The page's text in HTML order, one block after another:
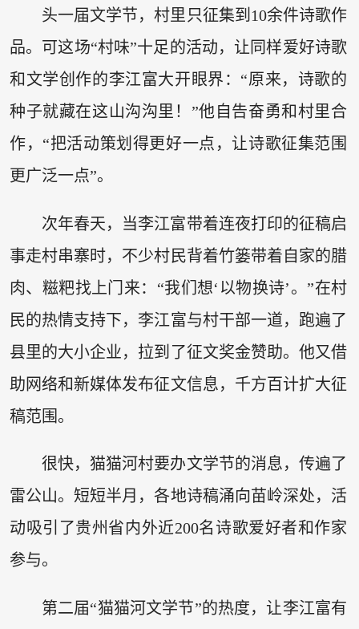
头一届文学节，村里只征集到10余件诗歌作
品。可这场“村味”十足的活动，让同样爱好诗歌
和文学创作的李江富大开眼界：“原来，诗歌的
种子就藏在这山沟沟里！”他自告奋勇和村里合
作，“把活动策划得更好一点，让诗歌征集范围
更广泛一点”。
次年春天，当李江富带着连夜打印的征稿启
事走村串寨时，不少村民背着竹篓带着自家的腊
肉、糍粑找上门来：“我们想‘以物换诗’。”在村
民的热情支持下，李江富与村干部一道，跑遍了
县里的大小企业，拉到了征文奖金赞助。他又借
助网络和新媒体发布征文信息，千方百计扩大征
稿范围。
很快，猫猫河村要办文学节的消息，传遍了
雷公山。短短半月，各地诗稿涌向苗岭深处，活
动吸引了贵州省内外近200名诗歌爱好者和作家
参与。
第二届“猫猫河文学节”的热度，让李江富有